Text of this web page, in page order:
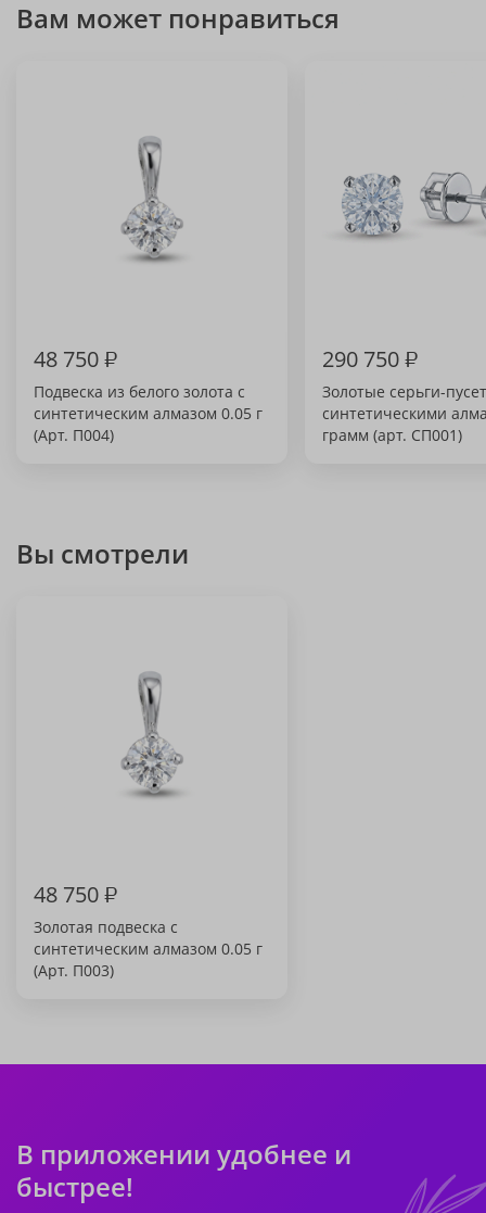
Вам может понравиться
48 750₽
Подвеска из белого золота с
синтетическим алмазом 0.05 г
(Арт. П004)
290 750₽
Золотые серьги-
синтетическими
грамм (арт. СП001)
Вы смотрели
48 750₽
Золотая подвеска с
синтетическим алмазом 0.05 г
(Арт. П003)
В приложении удобнее и
быстрее!